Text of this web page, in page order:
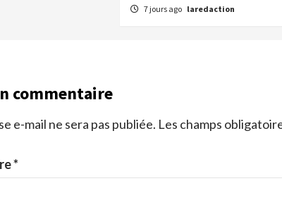
7 jours ago laredaction
commentaire
e-mail ne sera pas publiée. Les champs
*